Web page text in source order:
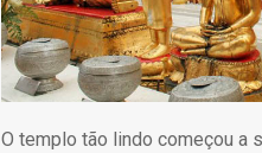
O templo tão lindo começou a